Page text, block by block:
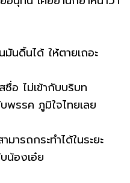
นดิ้นได้ ให้ตายเถอะ
ซื่อ ไม่เข้ากับบริบท
พรรค ภูมิใจไทยเลย
มารถกระทำได้ในระยะ
น้องเอ๋ย